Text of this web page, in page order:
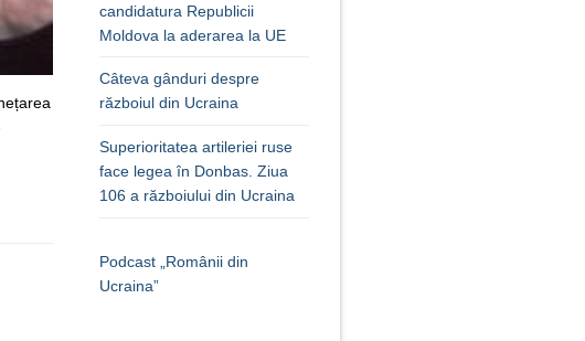
candidatura Republicii
Moldova la aderarea la UE
Câteva gânduri despre
războiul din Ucraina
Superioritatea artileriei ruse
face legea în Donbas. Ziua
106 a războiului din Ucraina
Podcast „Românii din
Ucraina”